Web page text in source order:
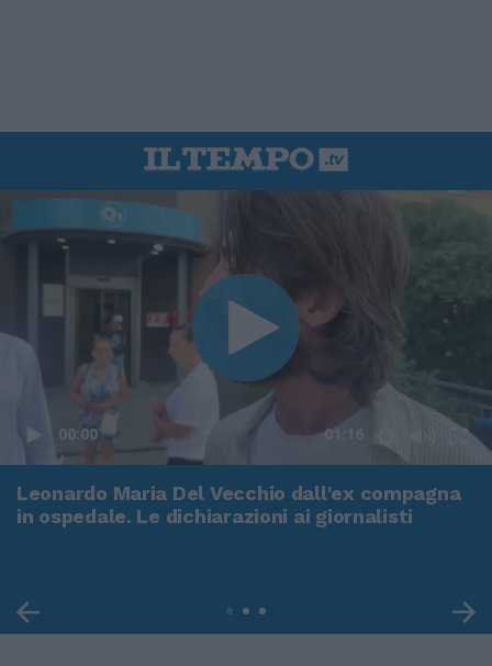
00:00 01:16
Leonardo Maria Del Vecchio dall'ex compagna
in ospedale. Le dichiarazioni ai giornalisti